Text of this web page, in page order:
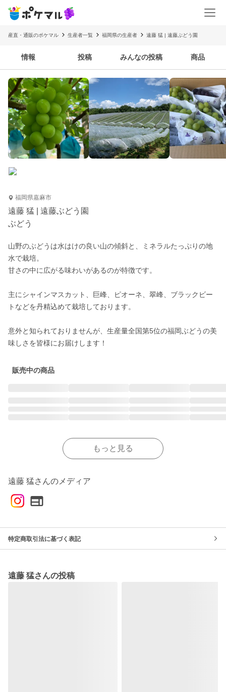
産直・通販のポケマル 生産者一覧 福岡県の生産者 遠藤 猛 | 遠藤ぶどう園
情報 投稿 みんなの投稿 商品
福岡県嘉麻市
遠藤 猛 | 遠藤ぶどう園
ぶどう
山野のぶどうは水はけの良い山の傾斜と、ミネラルたっぷりの地
水で栽培。
甘さの中に広がる味わいがあるのが特徴です。
主にシャインマスカット、巨峰、ピオーネ、翠峰、ブラックビー
トなどを丹精込めて栽培しております。
意外と知られておりませんが、生産量全国第5位の福岡ぶどうの美
販売中の商品
もっと見る
遠藤 猛さんのメディア
特定商取引法に基づく表記
遠藤 猛さんの投稿